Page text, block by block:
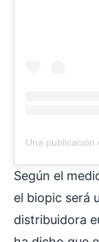
Según el
el biopic será
distribuidora